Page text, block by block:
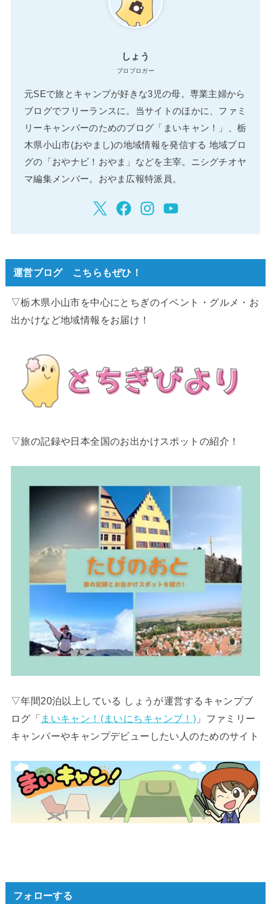
しょう
プロブロガー
元SEで旅とキャンプが好きな3児の母。専業主婦から
ブログでフリーランスに。当サイトのほかに、ファミ
リーキャンパーのためのブログ「まいキャン！」、栃
木県小山市(おやまし)の地域情報を発信する 地域ブロ
グの「おやナビ！おやま」などを主宰。ニシグチオヤ
マ編集メンバー。おやま広報特派員。
運営ブログ こちらもぜひ！
▽栃木県小山市を中心にとちぎのイベント・グルメ・お
出かけなど地域情報をお届け！
▽旅の記録や日本全国のお出かけスポットの紹介！
▽年間20泊以上している しょうが運営するキャンプブ
ログ「 まいキャン！(まいにちキャンプ！) 」ファミリー
キャンパーやキャンプデビューしたい人のためのサイト
フォローする